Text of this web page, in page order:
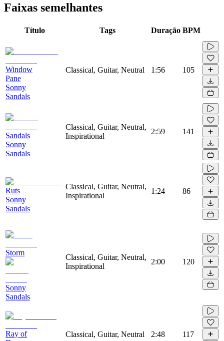
Faixas semelhantes
Título Tags Duração BPM
Window
Pane
Sonny
Sandals
Classical, Guitar, Neutral 1:56 105
Sandals
Sonny
Sandals
Classical, Guitar, Neutral,
Inspirational
2:59 141
Ruts
Sonny
Sandals
Classical, Guitar, Neutral,
Inspirational
1:24 86
Storm
Sonny
Sandals
Classical, Guitar, Neutral,
Inspirational
2:00 120
Ray of
Classical, Guitar, Neutral 2:48 117